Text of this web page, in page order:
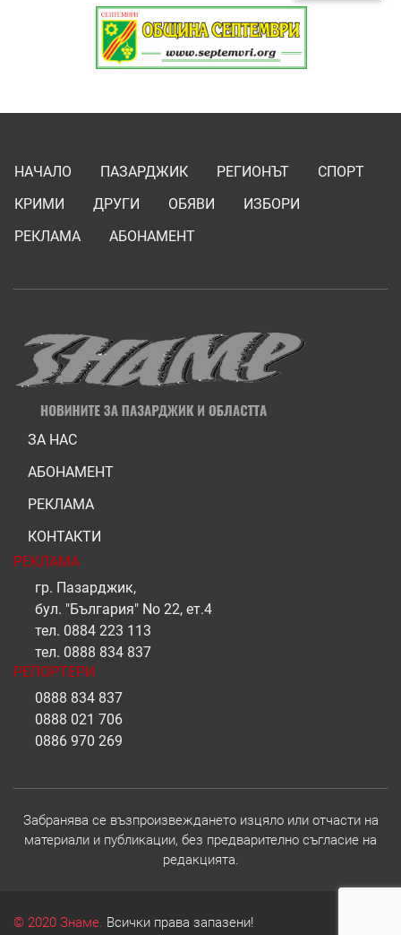
НАЧАЛО ПАЗАРДЖИК РЕГИОНЪТ
СПОРТ
КРИМИ
ДРУГИ ОБЯВИ
ИЗБОРИ
РЕКЛАМА
АБОНАМЕНТ
ЗА НАС
АБОНАМЕНТ
РЕКЛАМА
КОНТАКТИ
РЕКЛАМА
гр. Пазарджик,
бул. "България" No 22, ет.4
тел. 0884 223 113
тел. 0888 834 837
РЕПОРТЕРИ
0888 834 837
0888 021 706
0886 970 269
Забранява се възпроизвеждането изцяло или отчасти на
материали и публикации, без предварително съгласие на
редакцията.
© 2020 Знаме. Всички права запазени!